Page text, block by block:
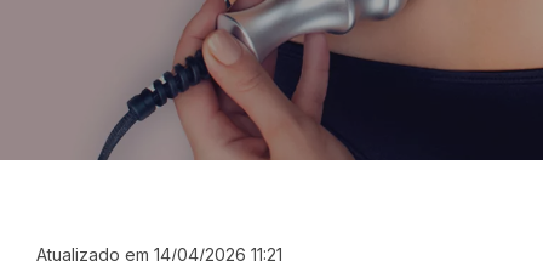
Atualizado em 14/04/2026 11:21